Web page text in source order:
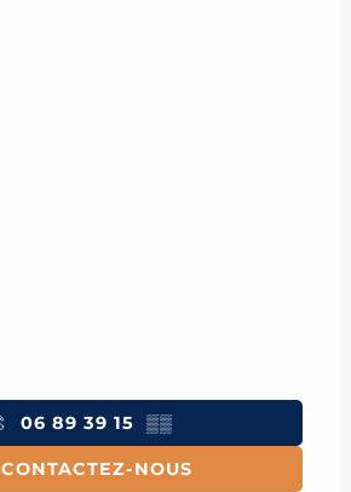
06 89 39 15 ▒▒
CONTACTEZ-NOUS